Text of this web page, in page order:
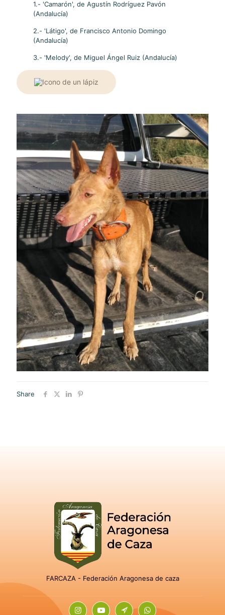
1.- 'Camarón', de Agustín Rodríguez Pavón
(Andalucía)
2.- 'Látigo', de Francisco Antonio Domingo
(Andalucía)
3.- 'Melody', de Miguel Ángel Ruiz (Andalucía)
Share
FARCAZA - Federación Aragonesa de caza